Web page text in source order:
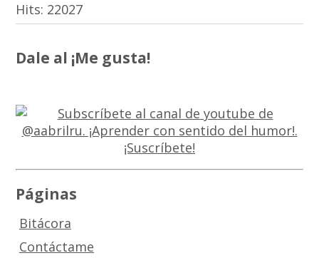
Hits: 22027
Dale al ¡Me gusta!
Páginas
Bitácora
Contáctame